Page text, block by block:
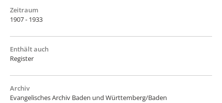
Zeitraum
1907 - 1933
Enthält auch
Register
Archiv
Evangelisches Archiv Baden und Württemberg/Baden